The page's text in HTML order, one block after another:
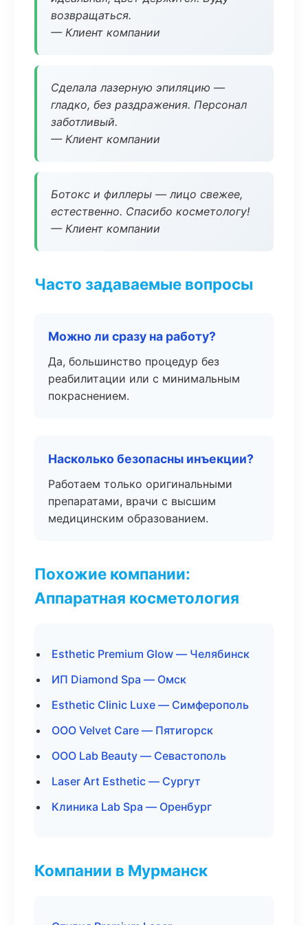
возвращаться.
— Клиент компании
Сделала лазерную эпиляцию —
гладко, без раздражения. Персонал
заботливый.
— Клиент компании
Ботокс и филлеры — лицо свежее,
естественно. Спасибо косметологу!
— Клиент компании
Часто задаваемые вопросы
Можно ли сразу на работу?
Да, большинство процедур без
реабилитации или с минимальным
покраснением.
Насколько безопасны инъекции?
Работаем только оригинальными
препаратами, врачи с высшим
медицинским образованием.
Похожие компании:
Аппаратная косметология
Esthetic Premium Glow — Челябинск
ИП Diamond Spa — Омск
Esthetic Clinic Luxe — Симферополь
ООО Velvet Care — Пятигорск
ООО Lab Beauty — Севастополь
Laser Art Esthetic — Сургут
Клиника Lab Spa — Оренбург
Компании в Мурманск